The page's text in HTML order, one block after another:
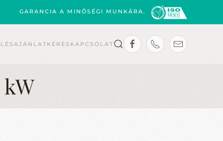
GARANCIA A MINŐSÉGI MUNKÁRA.
AJÁNLATKÉRÉS KAPCSOLAT